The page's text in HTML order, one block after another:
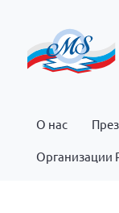
О нас
Организации